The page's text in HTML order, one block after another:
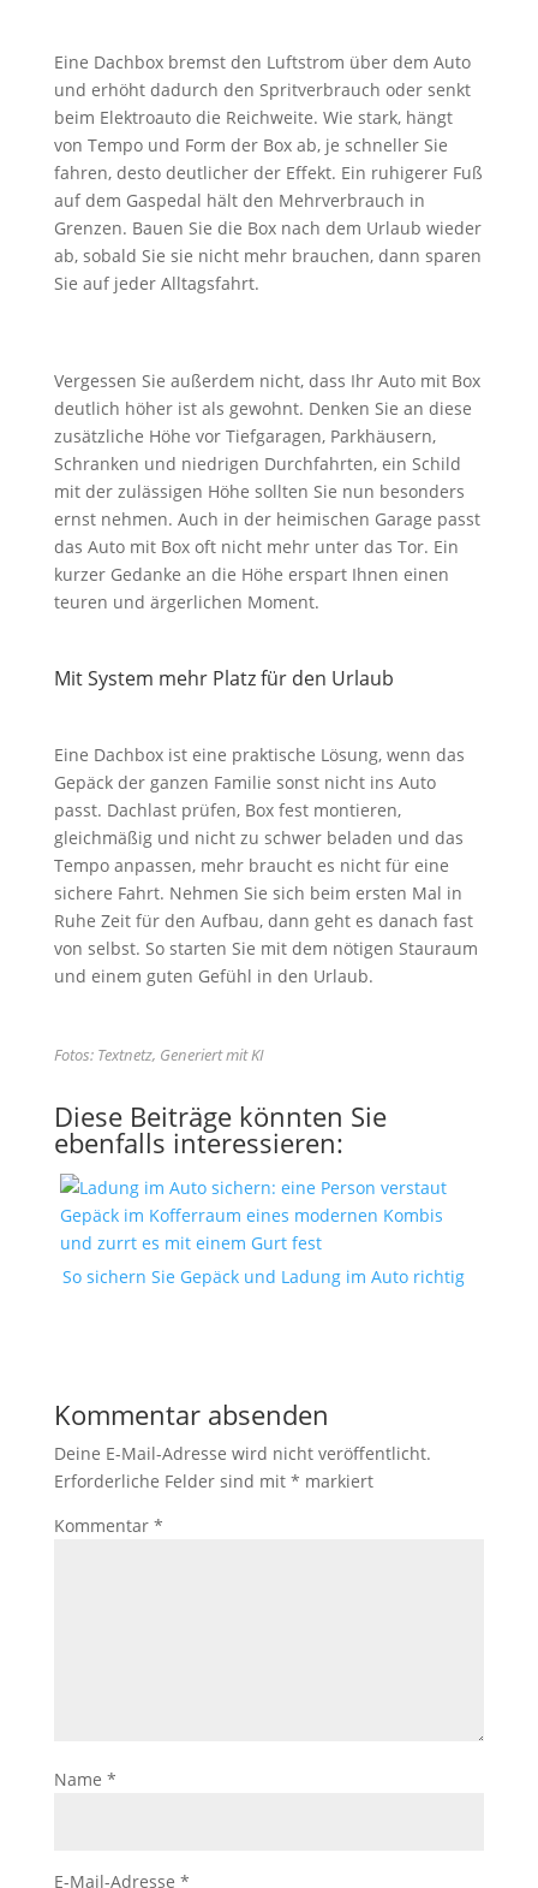
Eine Dachbox bremst den Luftstrom über dem Auto
und erhöht dadurch den Spritverbrauch oder senkt
beim Elektroauto die Reichweite. Wie stark, hängt
von Tempo und Form der Box ab, je schneller Sie
fahren, desto deutlicher der Effekt. Ein ruhigerer Fuß
auf dem Gaspedal hält den Mehrverbrauch in
Grenzen. Bauen Sie die Box nach dem Urlaub wieder
ab, sobald Sie sie nicht mehr brauchen, dann sparen
Sie auf jeder Alltagsfahrt.
Vergessen Sie außerdem nicht, dass Ihr Auto mit Box
deutlich höher ist als gewohnt. Denken Sie an diese
zusätzliche Höhe vor Tiefgaragen, Parkhäusern,
Schranken und niedrigen Durchfahrten, ein Schild
mit der zulässigen Höhe sollten Sie nun besonders
ernst nehmen. Auch in der heimischen Garage passt
das Auto mit Box oft nicht mehr unter das Tor. Ein
kurzer Gedanke an die Höhe erspart Ihnen einen
teuren und ärgerlichen Moment.
Mit System mehr Platz für den Urlaub
Eine Dachbox ist eine praktische Lösung, wenn das
Gepäck der ganzen Familie sonst nicht ins Auto
passt. Dachlast prüfen, Box fest montieren,
gleichmäßig und nicht zu schwer beladen und das
Tempo anpassen, mehr braucht es nicht für eine
sichere Fahrt. Nehmen Sie sich beim ersten Mal in
Ruhe Zeit für den Aufbau, dann geht es danach fast
von selbst. So starten Sie mit dem nötigen Stauraum
und einem guten Gefühl in den Urlaub.
Fotos: Textnetz, Generiert mit KI
Diese Beiträge könnten Sie
ebenfalls interessieren:
So sichern Sie Gepäck und Ladung im Auto richtig
Kommentar absenden
Deine E-Mail-Adresse wird nicht veröffentlicht.
Erforderliche Felder sind mit * markiert
Kommentar *
Name *
E-Mail-Adresse *